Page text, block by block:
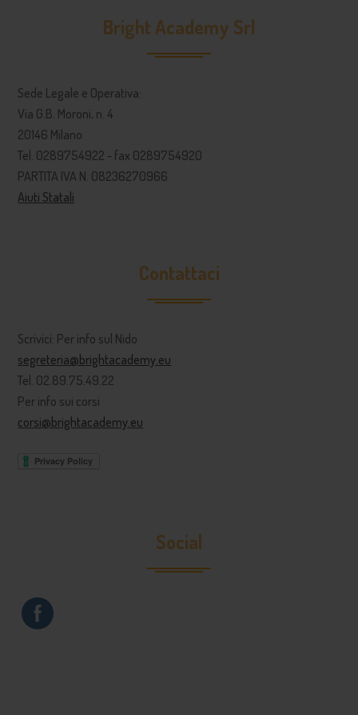
Bright Academy Srl
Sede Legale e Operativa:
Via G.B. Moroni, n. 4
20146 Milano
Tel. 0289754922 - fax 0289754920
PARTITA IVA N. 08236270966
Aiuti Statali
Contattaci
Scrivici: Per info sul Nido
segreteria@brightacademy.eu
Tel. 02.89.75.49.22
Per info sui corsi
corsi@brightacademy.eu
Social